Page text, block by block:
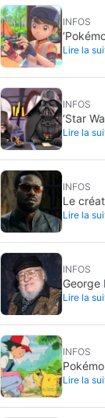
INFOS
ne
Lire la
INFOS
‘Star
Lire la
INFOS
Le
New
Lire la
INFOS
George
façon
Lire la
INFOS
Hulu
Lire la